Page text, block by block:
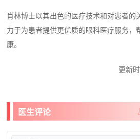
肖林博士以其出色的医疗技术和对患者的
力于为患者提供更优质的眼科医疗服务，
康。
更新
医生评论